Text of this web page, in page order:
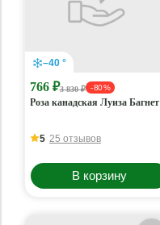
–40 °
766 ₽3 830 ₽ - 80 %
Роза канадская Луиза Багнет
5 25 отзывов
В корзину